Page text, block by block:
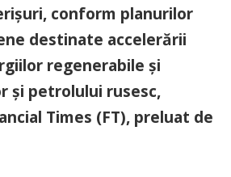
conform planurilor
destinate accelerării
regenerabile şi
şi petrolului rusesc,
Times (FT), preluat de